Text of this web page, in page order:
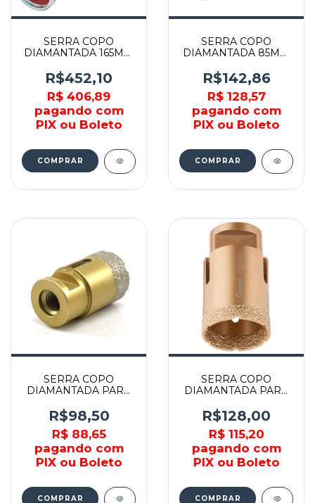
SERRA COPO
DIAMANTADA 165MM
CORTAG
R$452,10
R$ 406,89
pagando com
PIX ou Boleto
COMPRAR
SERRA COPO
DIAMANTADA 85MM
CORTAG
R$142,86
R$ 128,57
pagando com
PIX ou Boleto
COMPRAR
SERRA COPO
DIAMANTADA PARA
61872 - CORTAG
R$98,50
R$ 88,65
pagando com
PIX ou Boleto
SERRA COPO
DIAMANTADA PARA
61873 - CORTAG
R$128,00
R$ 115,20
pagando com
PIX ou Boleto